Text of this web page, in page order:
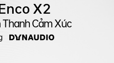
X2
Cảm Xúc